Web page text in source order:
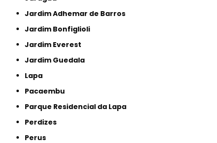
Jardim Adhemar de Barros
Jardim Bonfiglioli
Jardim Everest
Jardim Guedala
Lapa
Pacaembu
Parque Residencial da Lapa
Perdizes
Perus